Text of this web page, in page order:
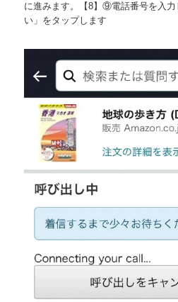
に進みます。【8】⑨電話番号を入
い」をタップします